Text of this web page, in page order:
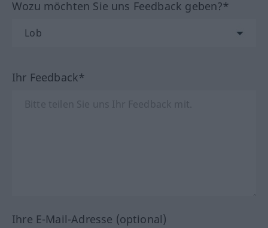
Wozu möchten Sie uns Feedback geben?*
Ihr Feedback*
Ihre E-Mail-Adresse (optional)